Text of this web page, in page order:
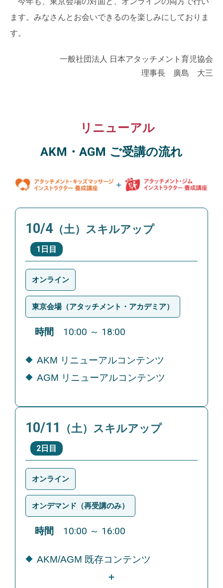
ます。みなさんとお会いできるのを楽しみにしておりま
す。
一般社団法人 日本アタッチメント育児協会
理事長 廣島 大三
リニューアル
AKM・AGM ご受講の流れ
10/4 （土）スキルアップ
1日目
オンライン
東京会場（アタッチメント・アカデミア）
時間 10:00 ～ 18:00
AKM リニューアルコンテンツ
AGM リニューアルコンテンツ
10/11 （土）スキルアップ
2日目
オンライン
オンデマンド（再受講のみ）
時間 10:00 ～ 16:00
AKM/AGM 既存コンテンツ
＋